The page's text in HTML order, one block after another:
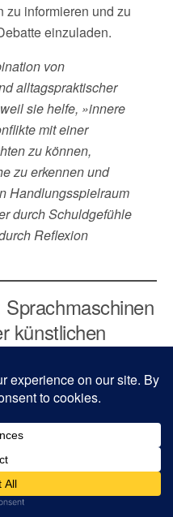
zu informieren und zu
einzuladen.
von
alltagspraktischer
sie helfe, »innere
mit einer
zu können,
zu erkennen und
Handlungsspielraum
durch Schuldgefühle
Reflexion
künstlichen
als die
Roberto
weil er die laufenden
und panisch empfinde.
der künstlichen